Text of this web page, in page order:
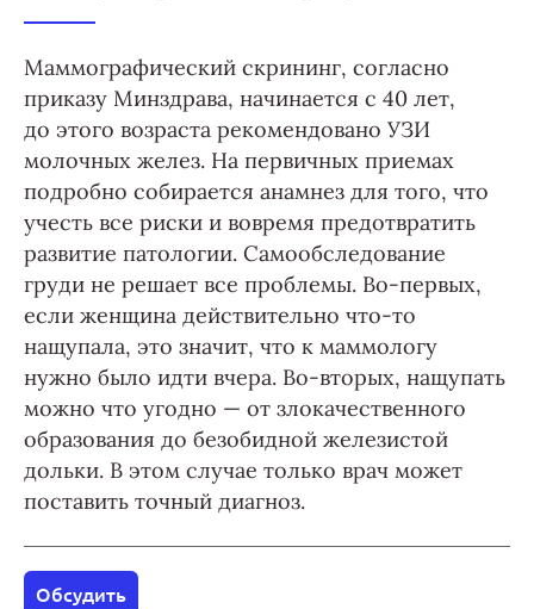
Маммографический скрининг, согласно
приказу Минздрава, начинается с 40 лет,
до этого возраста рекомендовано УЗИ
молочных желез. На первичных приемах
подробно собирается анамнез для того, что
учесть все риски и вовремя предотвратить
развитие патологии. Самообследование
груди не решает все проблемы. Во-первых,
если женщина действительно что-то
нащупала, это значит, что к маммологу
нужно было идти вчера. Во-вторых, нащупать
можно что угодно — от злокачественного
образования до безобидной железистой
дольки. В этом случае только врач может
поставить точный диагноз.
Обсудить